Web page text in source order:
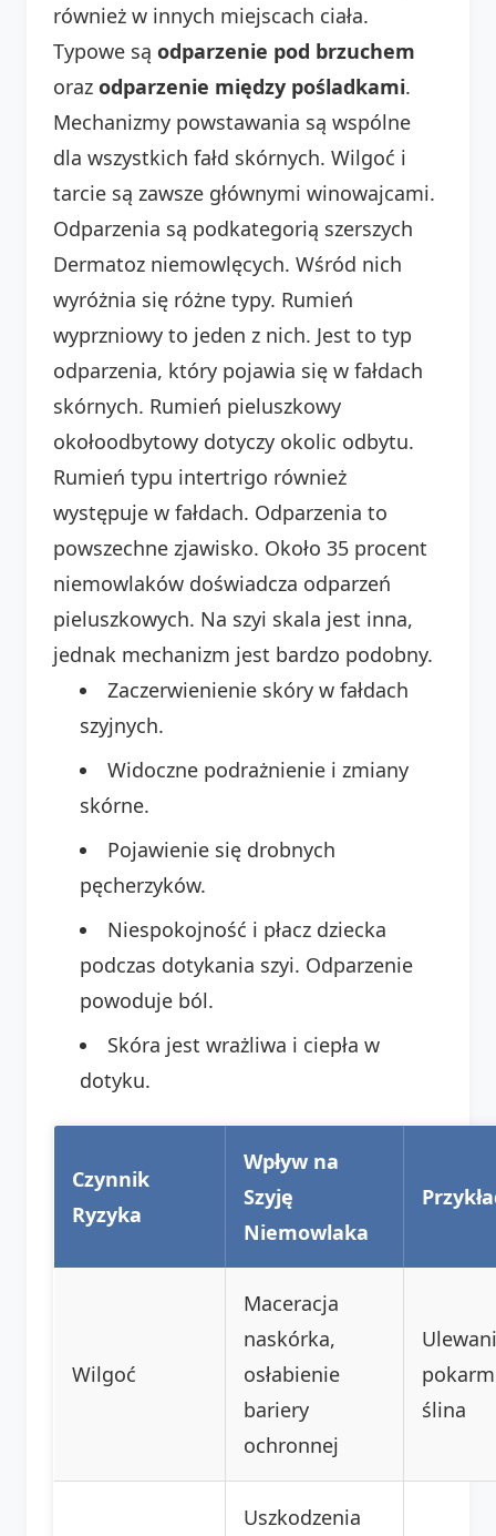
również w innych miejscach ciała.
Typowe są odparzenie pod brzuchem
oraz odparzenie między pośladkami.
Mechanizmy powstawania są wspólne
dla wszystkich fałd skórnych. Wilgoć i
tarcie są zawsze głównymi winowajcami.
Odparzenia są podkategorią szerszych
Dermatoz niemowlęcych. Wśród nich
wyróżnia się różne typy. Rumień
wyprzniowy to jeden z nich. Jest to typ
odparzenia, który pojawia się w fałdach
skórnych. Rumień pieluszkowy
okołoodbytowy dotyczy okolic odbytu.
Rumień typu intertrigo również
występuje w fałdach. Odparzenia to
powszechne zjawisko. Około 35 procent
niemowlaków doświadcza odparzeń
pieluszkowych. Na szyi skala jest inna,
jednak mechanizm jest bardzo podobny.
Zaczerwienienie skóry w fałdach
szyjnych.
Widoczne podrażnienie i zmiany
skórne.
Pojawienie się drobnych
pęcherzyków.
Niespokojność i płacz dziecka
podczas dotykania szyi. Odparzenie
powoduje ból.
Skóra jest wrażliwa i ciepła w
dotyku.
Czynnik
Ryzyka
Wpływ na
Szyję
Niemowlaka
Wilgoć
Maceracja
naskórka,
osłabienie
bariery
ochronnej
ślina
Uszkodzenia